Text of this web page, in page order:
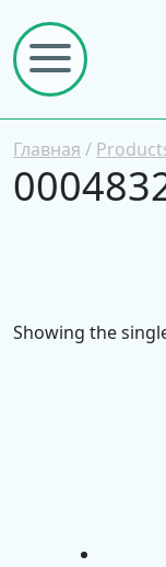
Главная /
Showing the